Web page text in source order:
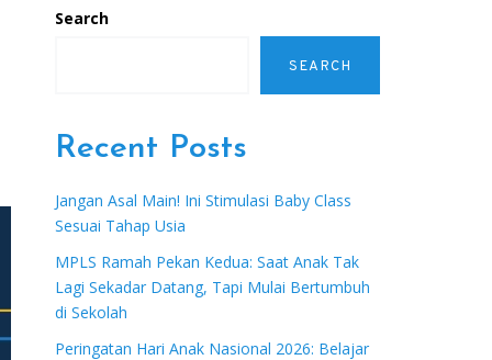
Search
SEARCH
Recent Posts
Jangan Asal Main! Ini Stimulasi Baby Class
Sesuai Tahap Usia
MPLS Ramah Pekan Kedua: Saat Anak Tak
Lagi Sekadar Datang, Tapi Mulai Bertumbuh
di Sekolah
Peringatan Hari Anak Nasional 2026: Belajar